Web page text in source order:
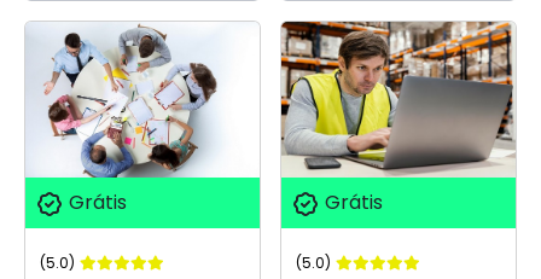
Grátis
(5.0)
Grátis
(5.0)